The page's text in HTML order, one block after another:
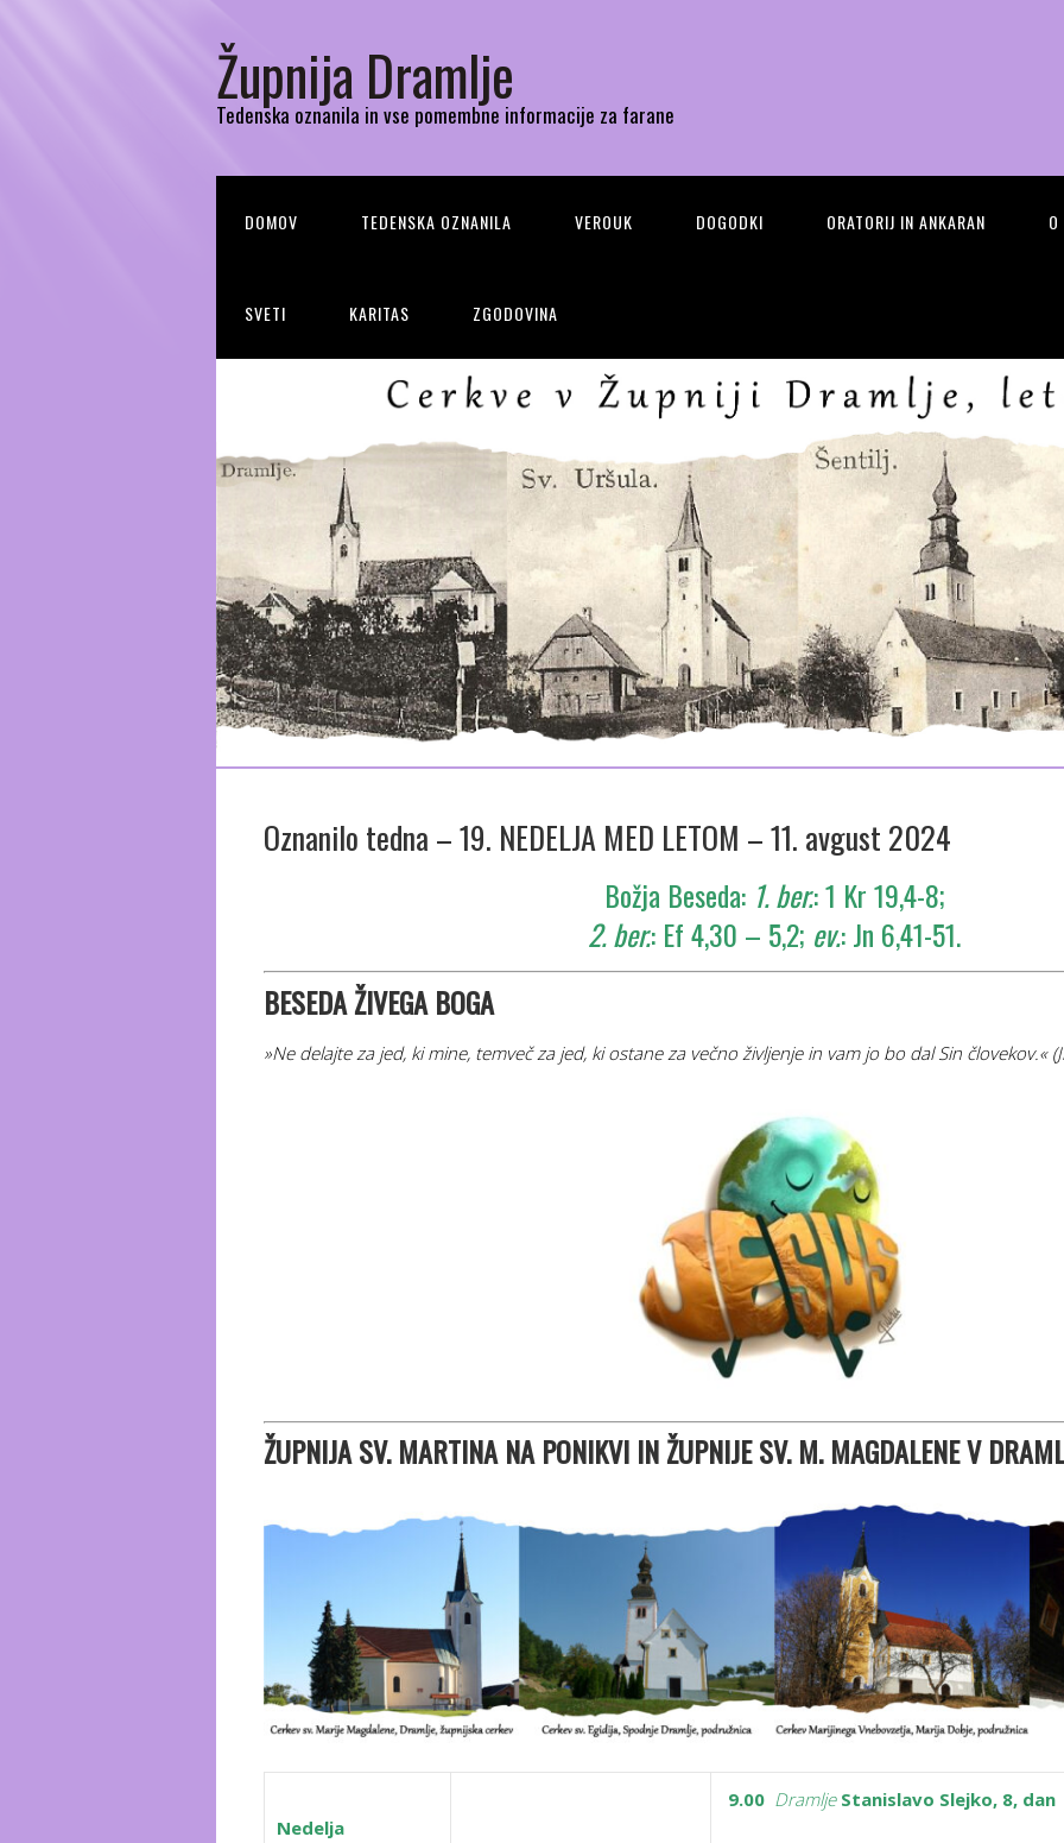
Župnija Dramlje
Tedenska oznanila in vse pomembne informacije za farane
DOMOV TEDENSKA OZNANILA VEROUK DOGODKI ORATORIJ IN ANKARAN
SVETI KARITAS ZGODOVINA
Oznanilo tedna – 19. NEDELJA MED LETOM – 11. avgust 2024
Božja Beseda: 1. ber.: 1 Kr 19,4-8;
2. ber.: Ef 4,30 – 5,2; ev.: Jn 6,41-51.
BESEDA ŽIVEGA BOGA
»Ne delajte za jed, ki mine, temveč za jed, ki ostane za večno življenje in vam jo bo dal Sin človekov.«
ŽUPNIJA SV. MARTINA NA PONIKVI IN ŽUPNIJE SV. M. MAGDALENE V
Nedelja
9.00 Dramlje Stanislavo Slejko, 8, dan